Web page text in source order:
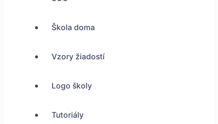
Škola doma
Vzory žiadostí
Logo školy
Tutoriály